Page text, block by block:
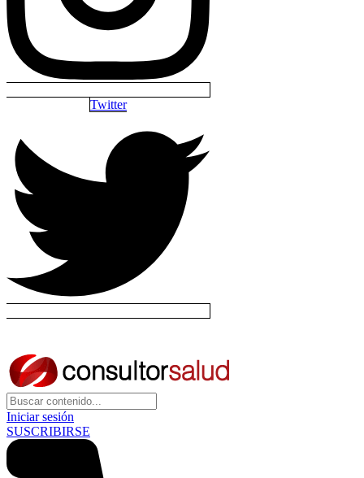
Twitter
Iniciar sesión
SUSCRIBIRSE